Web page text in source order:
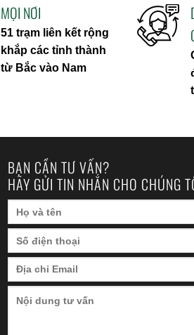
MỌI NƠI
51 trạm liên kết rộng
khắp các tỉnh thành
từ Bắc vào Nam
BẠN CẦN TƯ VẤN?
HÃY GỬI TIN NHẮN CHO CHÚNG